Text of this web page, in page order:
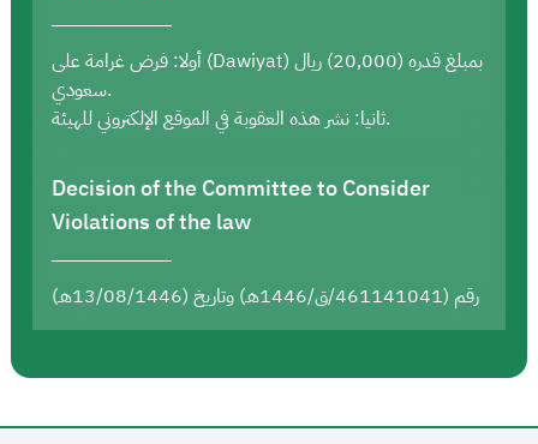
أولا: فرض غرامة على (Dawiyat) بمبلغ قدره (20,000) ريال
سعودي.
ثانيا: نشر هذه العقوبة في الموقع الإلكتروني للهيئة.
Decision of the Committee to Consider
Violations of the law
رقم (461141041/ق/1446هـ) وتاريخ (13/08/1446هـ)